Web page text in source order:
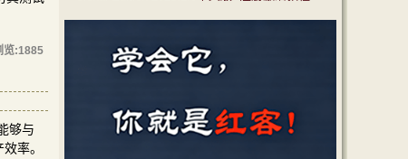
览:1885
够与
率。